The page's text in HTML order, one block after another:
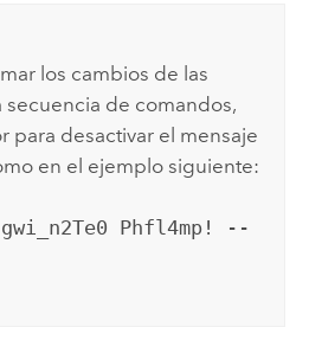
los cambios de las
secuencia de comandos,
para desactivar el mensaje
en el ejemplo siguiente:
gwi_n2Te0 Phfl4mp! --